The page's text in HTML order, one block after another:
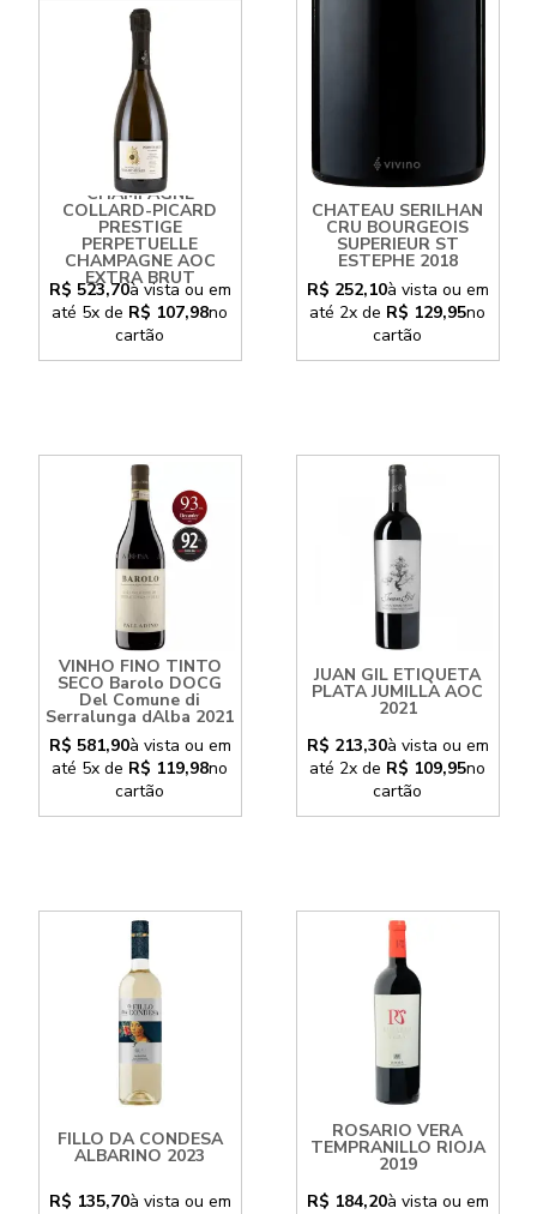
CHAMPAGNE
COLLARD-PICARD
PRESTIGE
PERPETUELLE
CHAMPAGNE AOC
EXTRA BRUT
R$ 523,70à vista ou em
até 5x de R$ 107,98no
cartão
CHATEAU SERILHAN
CRU BOURGEOIS
SUPERIEUR ST
ESTEPHE 2018
R$ 252,10à vista ou em
até 2x de R$ 129,95no
cartão
VINHO FINO TINTO
SECO Barolo DOCG
Del Comune di
Serralunga dAlba 2021
R$ 581,90à vista ou em
até 5x de R$ 119,98no
cartão
JUAN GIL ETIQUETA
PLATA JUMILLA AOC
2021
R$ 213,30à vista ou em
até 2x de R$ 109,95no
cartão
FILLO DA CONDESA
ALBARINO 2023
R$ 135,70à vista ou em
ROSARIO VERA
TEMPRANILLO RIOJA
2019
R$ 184,20à vista ou em